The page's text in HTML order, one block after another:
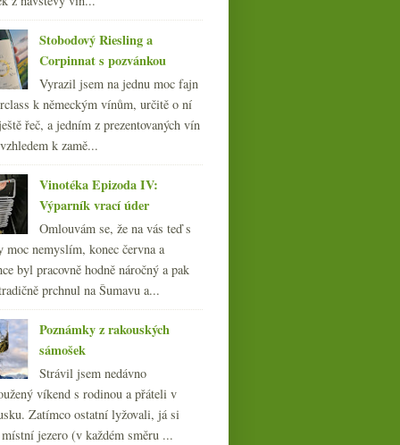
ledna(20)
(249)
(270)
(108)
Stobodový Riesling a
Corpinnat s pozvánkou
Vyrazil jsem na jednu moc fajn
k německým vínům, určitě o ní
řeč, a jedním z prezentovaných vín
k zamě...
Vinotéka Epizoda IV:
Výparník vrací úder
Omlouvám se, že na vás teď s
moc nemyslím, konec června a
byl pracovně hodně náročný a pak
prchnul na Šumavu a...
Poznámky z rakouských
sámošek
Strávil jsem nedávno
víkend s rodinou a přáteli v
Zatímco ostatní lyžovali, já si
jezero (v každém směru ...